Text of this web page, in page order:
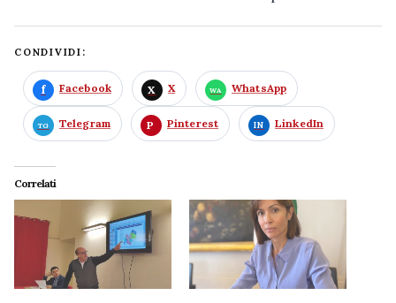
CONDIVIDI:
Facebook X WhatsApp
Telegram Pinterest LinkedIn
Correlati